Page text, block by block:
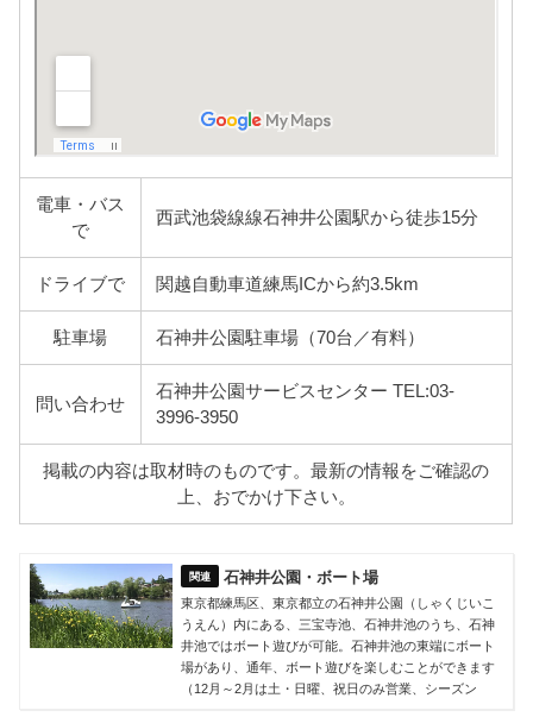
電車・バス
で
西武池袋線線石神井公園駅から徒歩15分
ドライブで 関越自動車道練馬ICから約3.5km
駐車場 石神井公園駐車場（70台／有料）
問い合わせ
石神井公園サービスセンター TEL:03-
3996-3950
掲載の内容は取材時のものです。最新の情報をご確認の
上、おでかけ下さい。
石神井公園・ボート場
東京都練馬区、東京都立の石神井公園（しゃくじいこ
うえん）内にある、三宝寺池、石神井池のうち、石神
井池ではボート遊びが可能。石神井池の東端にボート
場があり、通年、ボート遊びを楽しむことができます
（12月～2月は土・日曜、祝日のみ営業、シーズン